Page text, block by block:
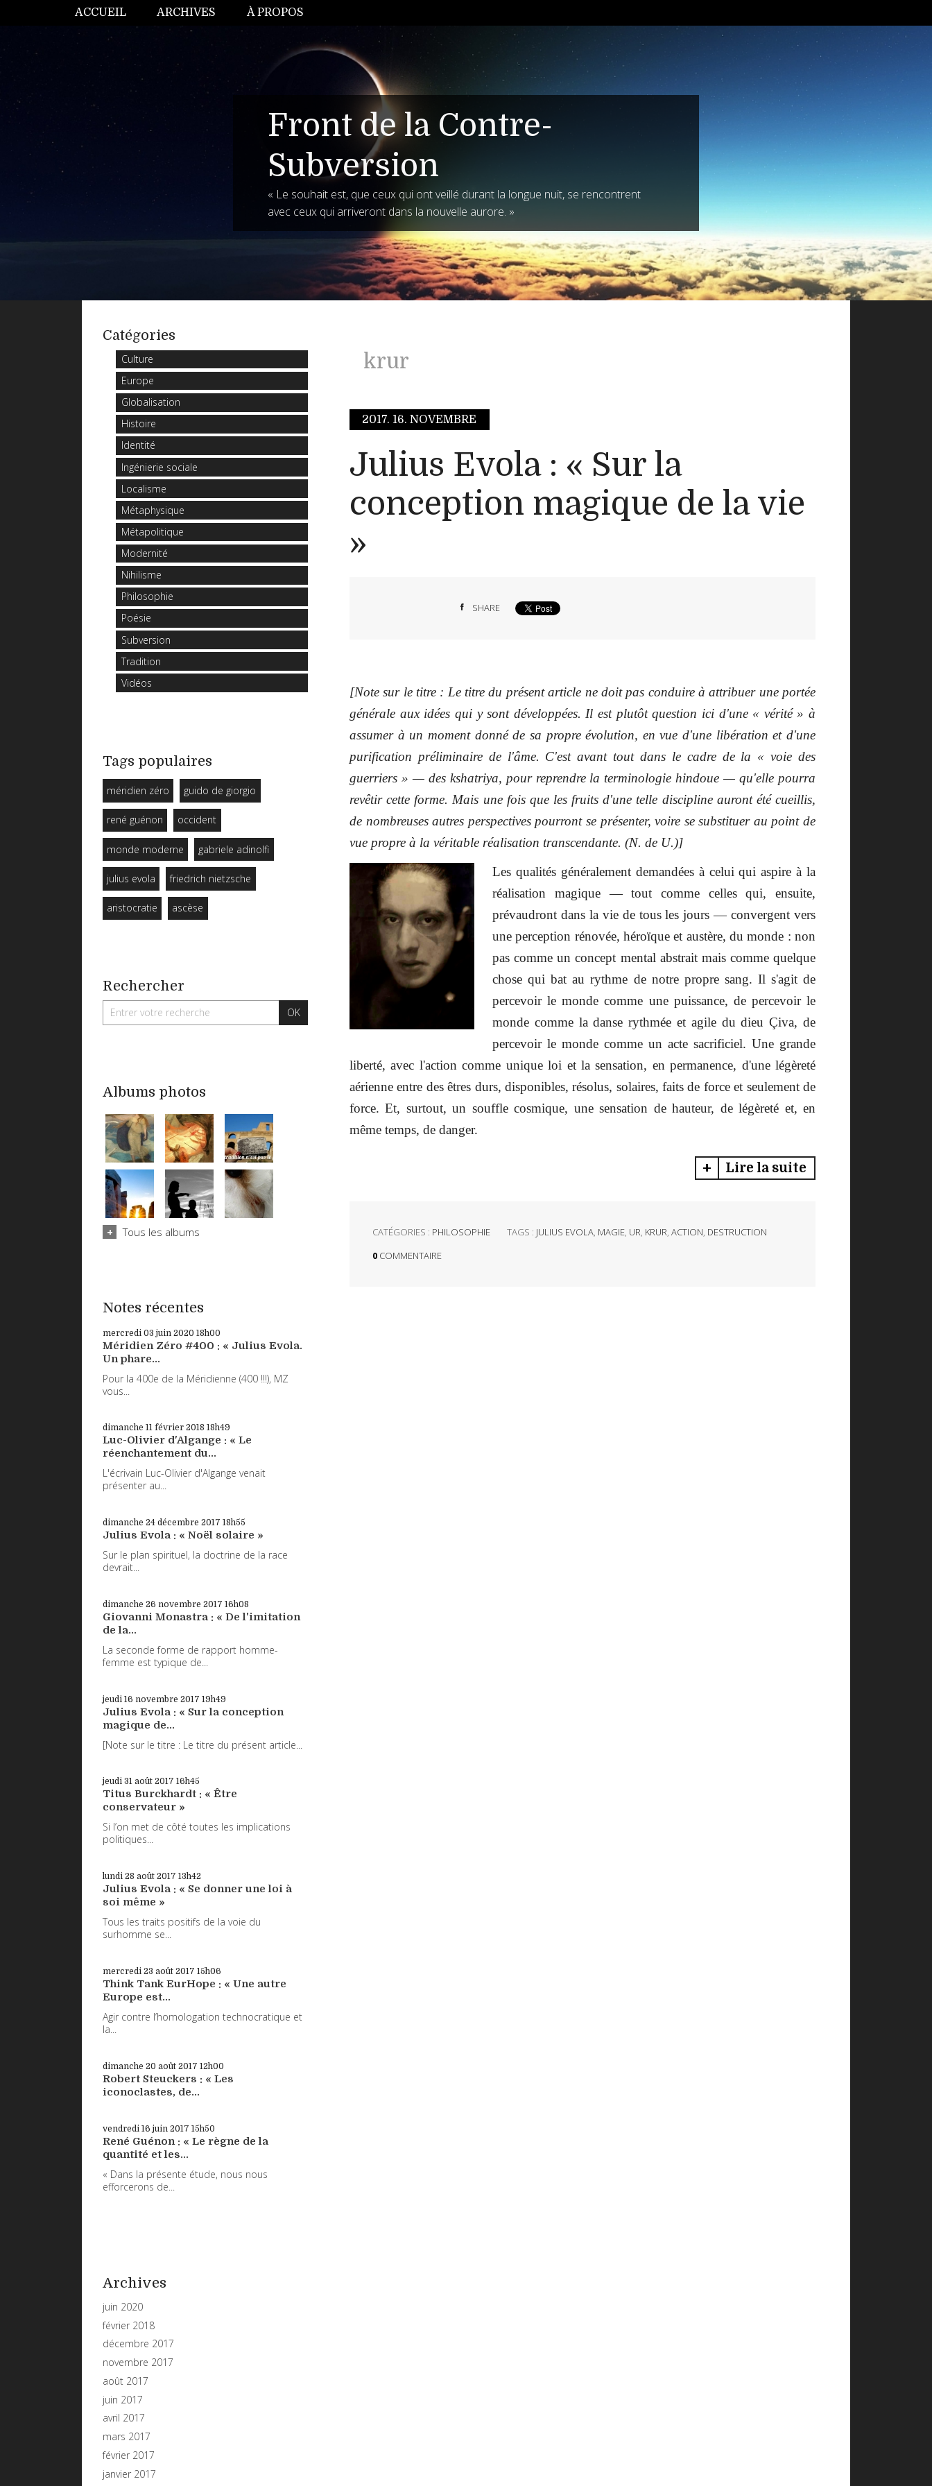
ACCUEIL ARCHIVES À PROPOS
Front de la Contre-
Subversion
« Le souhait est, que ceux qui ont veillé durant la longue nuit, se rencontrent
avec ceux qui arriveront dans la nouvelle aurore. »
Catégories
Culture
Europe
Globalisation
Histoire
Identité
Ingénierie sociale
Localisme
Métaphysique
Métapolitique
Modernité
Nihilisme
Philosophie
Poésie
Subversion
Tradition
Vidéos
Tags populaires
méridien zéro guido de giorgio
rené guénon occident
monde moderne gabriele adinolfi
julius evola friedrich nietzsche
aristocratie ascèse
Rechercher
Albums photos
Tous les albums
Notes récentes
mercredi 03 juin 2020 18h00
Méridien Zéro #400 : « Julius Evola.
Un phare...
Pour la 400e de la Méridienne (400 !!!), MZ
vous...
dimanche 11 février 2018 18h49
Luc-Olivier d'Algange : « Le
réenchantement du...
L'écrivain Luc-Olivier d'Algange venait
présenter au...
dimanche 24 décembre 2017 18h55
Julius Evola : « Noël solaire »
Sur le plan spirituel, la doctrine de la race
devrait...
dimanche 26 novembre 2017 16h08
Giovanni Monastra : « De l'imitation
de la...
La seconde forme de rapport homme-
femme est typique de...
jeudi 16 novembre 2017 19h49
Julius Evola : « Sur la conception
magique de...
[Note sur le titre : Le titre du présent article...
jeudi 31 août 2017 16h45
Titus Burckhardt : « Être
conservateur »
Si l’on met de côté toutes les implications
politiques...
lundi 28 août 2017 13h42
Julius Evola : « Se donner une loi à
soi même »
Tous les traits positifs de la voie du
surhomme se...
mercredi 23 août 2017 15h06
Think Tank EurHope : « Une autre
Europe est...
Agir contre l’homologation technocratique et
la...
dimanche 20 août 2017 12h00
Robert Steuckers : « Les
iconoclastes, de...
vendredi 16 juin 2017 15h50
René Guénon : « Le règne de la
quantité et les...
« Dans la présente étude, nous nous
efforcerons de...
Archives
juin 2020
février 2018
décembre 2017
novembre 2017
août 2017
juin 2017
avril 2017
mars 2017
février 2017
janvier 2017
krur
2017. 16. NOVEMBRE
Julius Evola : « Sur la
conception magique de la vie
»
SHARE
[Note sur le titre : Le titre du présent article ne doit pas conduire à attribuer une portée
générale aux idées qui y sont développées. Il est plutôt question ici d'une « vérité » à
assumer à un moment donné de sa propre évolution, en vue d'une libération et d'une
purification préliminaire de l'âme. C'est avant tout dans le cadre de la « voie des
guerriers » — des kshatriya, pour reprendre la terminologie hindoue — qu'elle pourra
revêtir cette forme. Mais une fois que les fruits d'une telle discipline auront été cueillis,
de nombreuses autres perspectives pourront se présenter, voire se substituer au point de
vue propre à la véritable réalisation transcendante. (N. de U.)]
Les qualités généralement demandées à celui qui aspire à la
réalisation magique — tout comme celles qui, ensuite,
prévaudront dans la vie de tous les jours — convergent vers
une perception rénovée, héroïque et austère, du monde : non
pas comme un concept mental abstrait mais comme quelque
chose qui bat au rythme de notre propre sang. Il s'agit de
percevoir le monde comme une puissance, de percevoir le
monde comme la danse rythmée et agile du dieu Çiva, de
percevoir le monde comme un acte sacrificiel. Une grande
liberté, avec l'action comme unique loi et la sensation, en permanence, d'une légèreté
aérienne entre des êtres durs, disponibles, résolus, solaires, faits de force et seulement de
force. Et, surtout, un souffle cosmique, une sensation de hauteur, de légèreté et, en
même temps, de danger.
Lire la suite
CATÉGORIES : PHILOSOPHIE TAGS : JULIUS EVOLA, MAGIE, UR, KRUR,ACTION, DESTRUCTION
0 COMMENTAIRE